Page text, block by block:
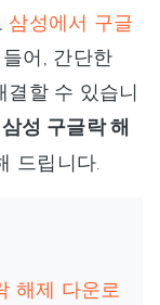
삼성에서 구글
어, 간단한
결할 수 있습니
성 구글락 해
드립니다.
해제 다운로